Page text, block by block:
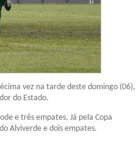
vez na tarde deste domingo (06),
do Estado.
e três empates. Já pela Copa
Alviverde e dois empates.